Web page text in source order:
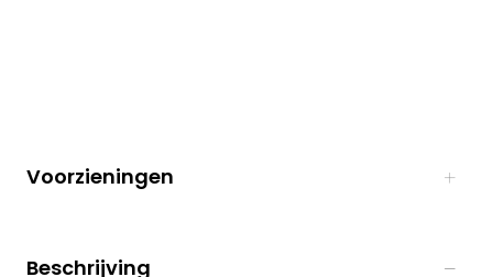
Voorzieningen
Beschrijving